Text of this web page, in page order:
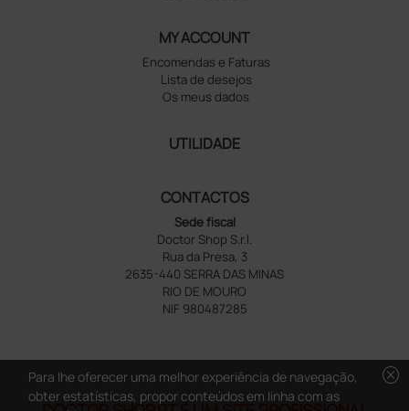
MY ACCOUNT
Encomendas e Faturas
Lista de desejos
Os meus dados
UTILIDADE
CONTACTOS
Sede fiscal
Doctor Shop S.r.l.
Rua da Presa, 3
2635-440 SERRA DAS MINAS
RIO DE MOURO
NIF 980487285
cancel
Para lhe oferecer uma melhor experiência de navegação,
obter estatísticas, propor conteúdos em linha com as